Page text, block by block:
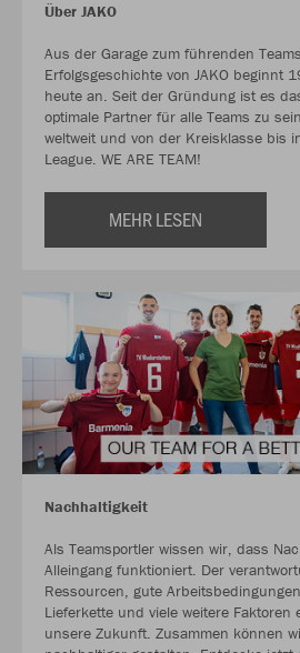
Über JAKO
Aus der Garage zum führenden
Erfolgsgeschichte von JAKO beginnt
heute an. Seit der Gründung ist es
optimale Partner für alle Teams zu
weltweit und von der Kreisklasse bis
League. WE ARE TEAM!
MEHR LESEN
Nachhaltigkeit
Als Teamsportler wissen wir, dass
Alleingang funktioniert. Der
Ressourcen, gute
Lieferkette und viele weitere
unsere Zukunft. Zusammen können